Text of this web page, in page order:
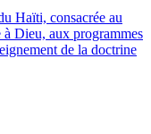
Haïti, consacrée au
Dieu, aux programmes
de la doctrine